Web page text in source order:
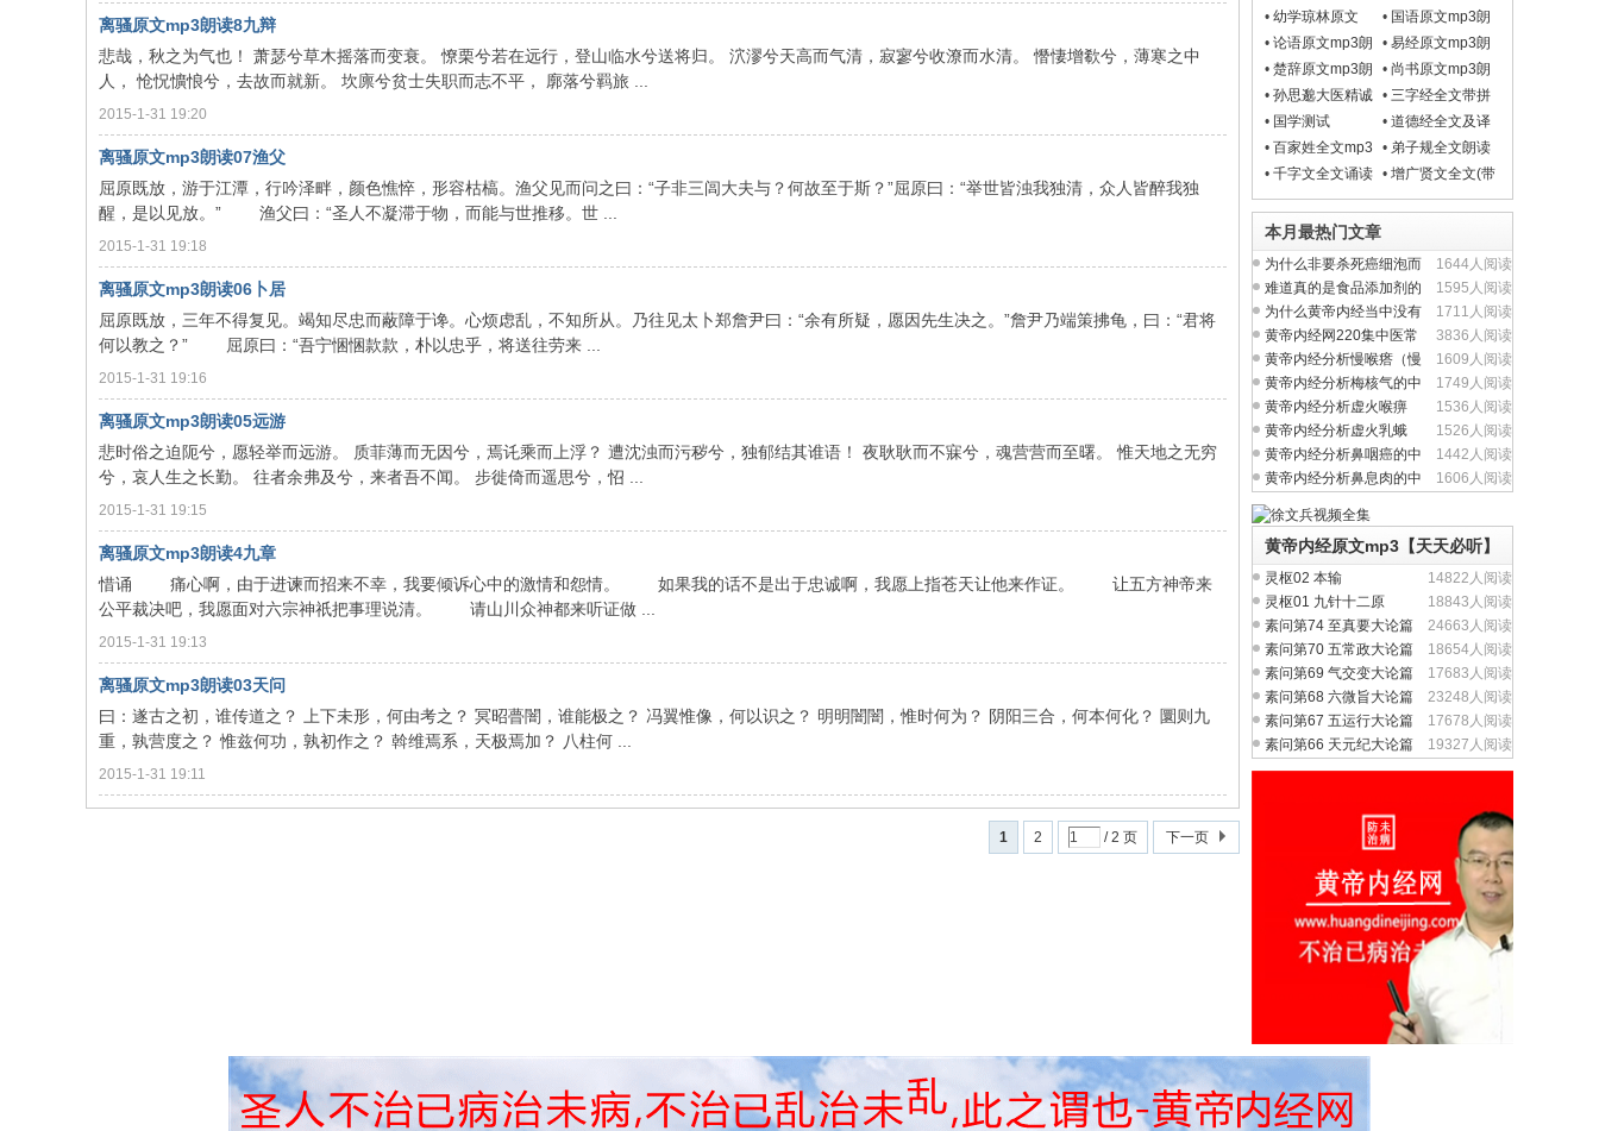
离骚原文mp3朗读8九辩
悲哉，秋之为气也！ 萧瑟兮草木摇落而变衰。 憭栗兮若在远行，登山临水兮送将归。 泬漻兮天高而气清，寂寥兮收潦而水清。 憯悽增欷兮，薄寒之中
人， 怆怳懭悢兮，去故而就新。 坎廪兮贫士失职而志不平， 廓落兮羁旅 ...
2015-1-31 19:20
离骚原文mp3朗读07渔父
屈原既放，游于江潭，行吟泽畔，颜色憔悴，形容枯槁。渔父见而问之曰：“子非三闾大夫与？何故至于斯？”屈原曰：“举世皆浊我独清，众人皆醉我独
醒，是以见放。” 渔父曰：“圣人不凝滞于物，而能与世推移。世 ...
2015-1-31 19:18
离骚原文mp3朗读06卜居
屈原既放，三年不得复见。竭知尽忠而蔽障于谗。心烦虑乱，不知所从。乃往见太卜郑詹尹曰：“余有所疑，愿因先生决之。”詹尹乃端策拂龟，曰：“君将
何以教之？” 屈原曰：“吾宁悃悃款款，朴以忠乎，将送往劳来 ...
2015-1-31 19:16
离骚原文mp3朗读05远游
悲时俗之迫阨兮，愿轻举而远游。 质菲薄而无因兮，焉讬乘而上浮？ 遭沈浊而污秽兮，独郁结其谁语！ 夜耿耿而不寐兮，魂营营而至曙。 惟天地之无穷
兮，哀人生之长勤。 往者余弗及兮，来者吾不闻。 步徙倚而遥思兮，怊 ...
2015-1-31 19:15
离骚原文mp3朗读4九章
惜诵 痛心啊，由于进谏而招来不幸，我要倾诉心中的激情和怨情。 如果我的话不是出于忠诚啊，我愿上指苍天让他来作证。 让五方神帝来
公平裁决吧，我愿面对六宗神祇把事理说清。 请山川众神都来听证做 ...
2015-1-31 19:13
离骚原文mp3朗读03天问
曰：遂古之初，谁传道之？ 上下未形，何由考之？ 冥昭瞢闇，谁能极之？ 冯翼惟像，何以识之？ 明明闇闇，惟时何为？ 阴阳三合，何本何化？ 圜则九
重，孰营度之？ 惟兹何功，孰初作之？ 斡维焉系，天极焉加？ 八柱何 ...
2015-1-31 19:11
1 2 / 2 页 下一页
朗读
mp3朗读
• 幼学琼林原文
mp3朗读
• 国语原文mp3朗
读
• 论语原文mp3朗
读
• 易经原文mp3朗
读
• 楚辞原文mp3朗
读
• 尚书原文mp3朗
读
• 孙思邈大医精诚
原文朗读mp3
• 三字经全文带拼
音解释【视频朗
读】
• 国学测试 • 道德经全文及译
文
• 百家姓全文mp3
朗读
• 弟子规全文朗读
(带拼音解释)
• 千字文全文诵读
(带拼音解释)mp3
视频动画片
• 增广贤文全文(带
白话文解释)mp3
视频朗读
本月最热门文章
1644人阅读
为什么非要杀死癌细泡而
不从提升人体正气入
1595人阅读
难道真的是食品添加剂的
问题吗？
1711人阅读
为什么黄帝内经当中没有
完整的方剂学内容？
3836人阅读
黄帝内经网220集中医常
见病视频全集
1609人阅读
黄帝内经分析慢喉瘩（慢
性喉炎）的中医养生
1749人阅读
黄帝内经分析梅核气的中
医养生治疗与食疗
1536人阅读
黄帝内经分析虚火喉痹
（慢性咽炎）中医养生
1526人阅读
黄帝内经分析虚火乳蛾
（慢性扁桃体炎）中医
1442人阅读
黄帝内经分析鼻咽癌的中
医养生治疗与食疗
1606人阅读
黄帝内经分析鼻息肉的中
黄帝内经原文mp3【天天必听】
14822人阅读
灵枢02 本输
18843人阅读
灵枢01 九针十二原
24663人阅读
素问第74 至真要大论篇
18654人阅读
素问第70 五常政大论篇
17683人阅读
素问第69 气交变大论篇
23248人阅读
素问第68 六微旨大论篇
17678人阅读
素问第67 五运行大论篇
19327人阅读
素问第66 天元纪大论篇